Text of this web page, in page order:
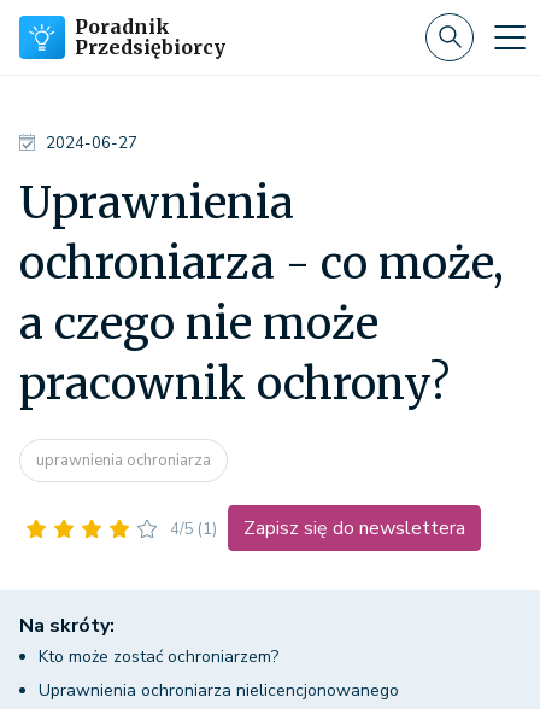
Poradnik
Przedsiębiorcy
2024-06-27
Uprawnienia
ochroniarza - co może,
a czego nie może
pracownik ochrony?
uprawnienia ochroniarza
4/5 (1) Zapisz się do newslettera
Na skróty:
Kto może zostać ochroniarzem?
Uprawnienia ochroniarza nielicencjonowanego